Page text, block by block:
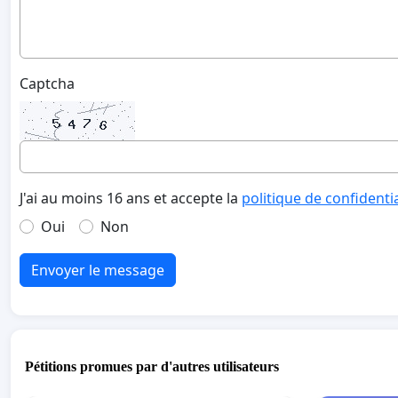
Captcha
J'ai au moins 16 ans et accepte la politique de
Oui
Non
Envoyer le message
Pétitions promues par d'autres utilisateurs